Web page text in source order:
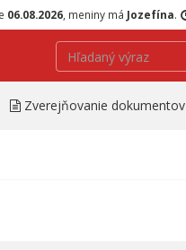
06.08.2026 , meniny má Jozefína.
Zverejňovanie dokumentov